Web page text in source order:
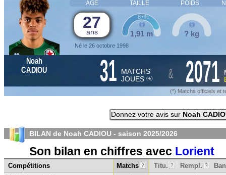
AGE TAILLE POIDS
27
ans
Né le 26 octobre 1998
1,91 m
87%
? kg
Noah
CADIOU
31 MATCHS
JOUES (*) & 2071
(*) Matchs officiels et
Donnez votre avis sur Noah
BILAN de Noah CADIOU - saison 2025/2026
Son bilan en chiffres avec Lorient
Compétitions Matchs ? Titu. ? Rempl. ?